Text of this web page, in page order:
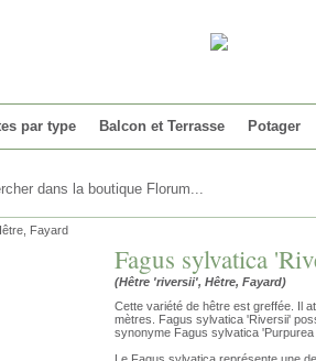
par type Balcon et Terrasse Potager
Fayard
Fagus sylvatica
(Hêtre 'riversii', Hêtre, Fayard)
Cette variété de hêtre est greffée. Il
mètres. Fagus sylvatica 'Riversii'
synonyme Fagus sylvatica 'Purpurea